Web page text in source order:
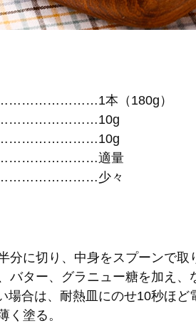
本（180g）
……………………10g
適量
少々
分に切り、中身をスプーンで取
バター、グラニュー糖を加え、
合は、耐熱皿にのせ10秒ほど
く塗る。